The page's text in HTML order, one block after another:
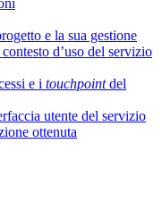
e la sua gestione
d’uso del servizio
e i touchpointdel
utente del servizio
ottenuta